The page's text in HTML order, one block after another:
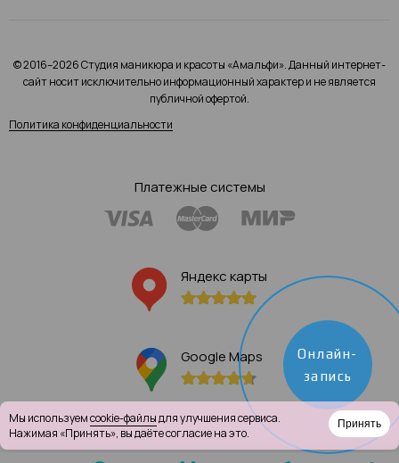
© 2016–2026 Студия маникюра и красоты «Амальфи». Данный интернет-
сайт носит исключительно информационный характер и не является
публичной офертой.
Политика конфиденциальности
Платежные системы
Яндекс карты
Google Maps
Онлайн-
запись
Мы используемcookie-файлыдля улучшения сервиса.
Нажимая «Принять», вы даёте согласие на это.
Принять